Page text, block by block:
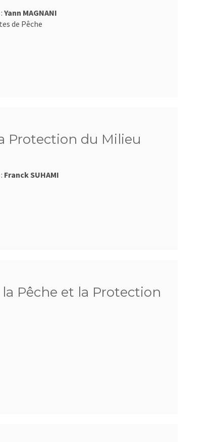
Yann MAGNANI
de Pêche
Protection du Milieu
Franck SUHAMI
Pêche et la Protection